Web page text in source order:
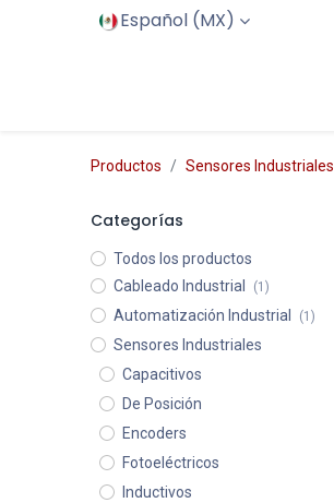
Español (MX)
Productos Sensores Industriales
Categorías
Todos los productos
Cableado Industrial
(1)
Automatización Industrial (1)
Sensores Industriales
Capacitivos
De Posición
Encoders
Fotoeléctricos
Inductivos